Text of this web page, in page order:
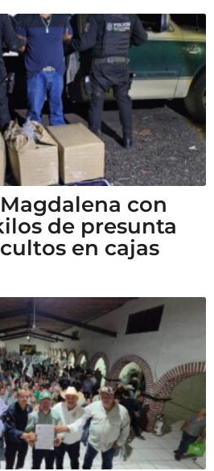
con
de presunta
en cajas